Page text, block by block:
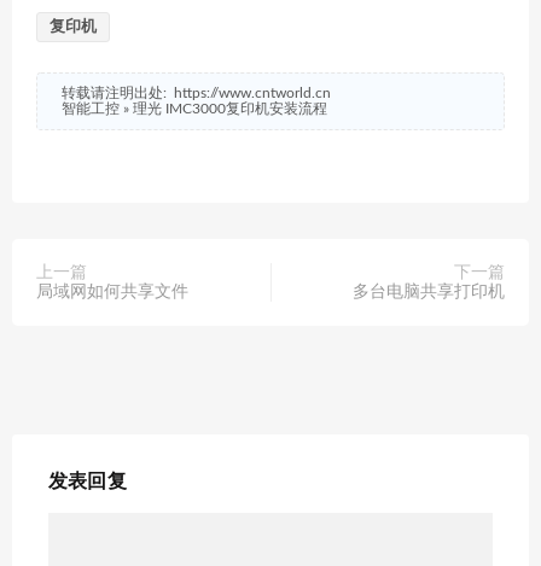
复印机
转载请注明出处:
https://www.cntworld.cn
智能工控 » 理光 IMC3000复印机安装流程
上一篇
局域网如何共享文件
下一篇
多台电脑共享打印机
发表回复